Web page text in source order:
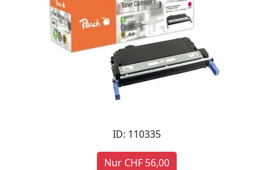
ID: 110335
Nur CHF 56,00